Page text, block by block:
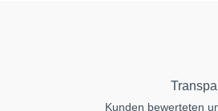
Kunden bewerteten